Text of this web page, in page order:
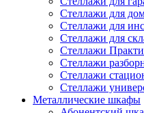
Стеллажи для
Стеллажи для
Стеллажи для
Стеллажи
Стеллажи
Стеллажи
Стеллажи
Металлические шкафы